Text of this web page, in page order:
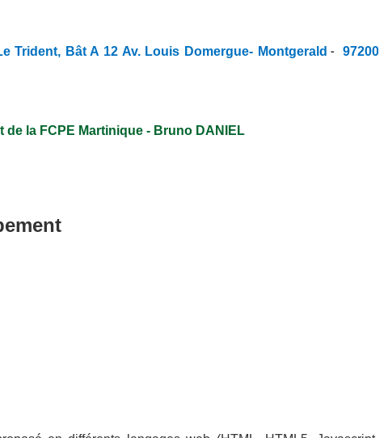
Trident, Bât A 12 Av. Louis Domergue- Montgerald - 97200
de la FCPE Martinique - Bruno DANIEL